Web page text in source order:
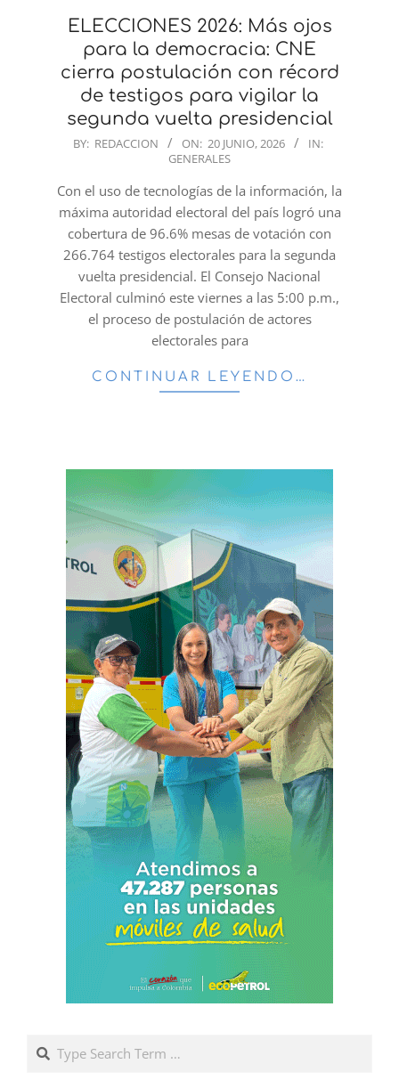
ELECCIONES 2026: Más ojos
para la democracia: CNE
cierra postulación con récord
de testigos para vigilar la
segunda vuelta presidencial
2026-
20
BY: REDACCION ON: 20 JUNIO, 2026
IN:
GENERALES
Con el uso de tecnologías de la información, la
máxima autoridad electoral del país logró una
cobertura de 96.6% mesas de votación con
266.764 testigos electorales para la segunda
vuelta presidencial. El Consejo Nacional
Electoral culminó este viernes a las 5:00 p.m.,
el proceso de postulación de actores
electorales para
CONTINUAR LEYENDO…
Search